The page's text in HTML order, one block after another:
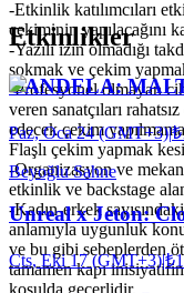
-Etkinlik katılımcıları
çekiminin yapılacağını
-Yazılı izin olmadığı
sokmak ve çekim
-Profesyonel olmayan
veren sanatçıları
edecek çekim
Flaşlı çekim yapmak
-Organizasyon ve
etkinlik ve backstage
-Kadın-erkek
anlamıyla uygunluk
ve bu gibi sebeplerden
tamamen kapı
koşulda geçerlidir.
Etkinlikler
CANDELA:
Paz, Oca 24 (GMT+3)|
Beyoğlu Sahne
Unreal x Jeton:
Cts, Eki 17 (GMT+3)|